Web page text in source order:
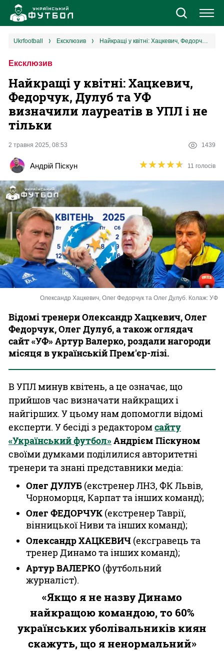
Новини
Єврокубки
УПЛ
Різне
Букмекери
Казино
ukrfootball ексклюзив Найкращі у квітні: Хацкевич, Федорчук, Дулуб та УФ визначили лауреатів в УПЛ і не тільки
Ексклюзив
Найкращі у квітні: Хацкевич,
Федорчук, Дулуб та УФ
визначили лауреатів в УПЛ і не
тільки
2 травня 2025, 08:53 1439
Андрій Піскун ★★★★★
★★★★★ 11 голосів
Олександр Хацкевич, Олег Федорчук та Олег Дулуб. Колаж: УФ
Відомі тренери Олександр Хацкевич, Олег
Федорчук, Олег Дулуб, а також оглядач
сайт «УФ» Артур Валерко, роздали нагороди
місяця в українській Прем'єр-лізі.
В УПЛ минув квітень, а це означає, що
прийшов час визначати найкращих і
найгірших. У цьому нам допомогли відомі
експерти. У бесіді з редакторомсайту
«Український футбол»Андрієм Піскуном
своїми думками поділилися авторитетні
тренери та знані представники медіа:
Олег ДУЛУБ (екстренер ЛНЗ, ФК Львів,
Чорноморця, Карпат та інших команд);
Олег ФЕДОРЧУК (екстренер Таврії,
вінницької Ниви та інших команд);
Олександр ХАЦКЕВИЧ (ексгравець та
тренер Динамо та інших команд);
Артур ВАЛЕРКО (футбольний
журналіст).
«Якщо я не назву Динамо
найкращою командою, то 60%
українських уболівальників киян
скажуть, що я ненормальний»